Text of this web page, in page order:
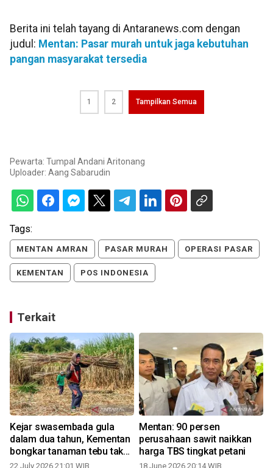
Berita ini telah tayang di Antaranews.com dengan
judul: Mentan: Pasar murah untuk jaga kebutuhan
pangan masyarakat tersedia
1 2 Tampilkan Semua
Pewarta: Tumpal Andani Aritonang
Uploader: Aang Sabarudin
Tags:
MENTAN AMRAN PASAR MURAH OPERASI PASAR
KEMENTAN POS INDONESIA
Terkait
Kejar swasembada gula
dalam dua tahun, Kementan
bongkar tanaman tebu tak
produktif
22 July 2026 21:01 WIB
Mentan: 90 persen
perusahaan sawit naikkan
harga TBS tingkat petani
18 June 2026 20:14 WIB